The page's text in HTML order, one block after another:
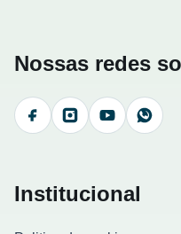
Nossas redes
FacebookInstagramYouTube
Institucional